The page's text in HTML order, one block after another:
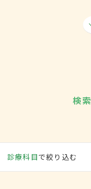
検
診療科目で絞り込む